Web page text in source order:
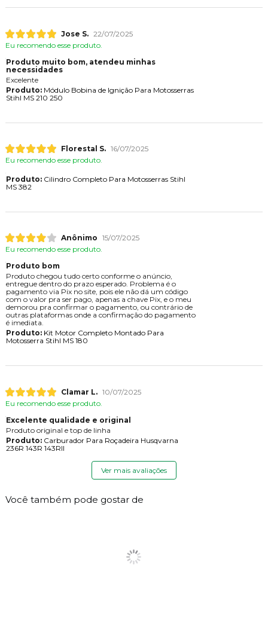
Jose S. 22/07/2025
Eu recomendo esse produto.
Produto muito bom, atendeu minhas
necessidades
Excelente
Produto:Módulo Bobina de Ignição Para Motosserras
Stihl MS 210 250
Florestal S. 16/07/2025
Eu recomendo esse produto.
Produto:Cilindro Completo Para Motosserras Stihl
MS 382
Anônimo 15/07/2025
Eu recomendo esse produto.
Produto bom
Produto chegou tudo certo conforme o anúncio,
entregue dentro do prazo esperado. Problema é o
pagamento via Pix no site, pois ele não dá um código
com o valor pra ser pago, apenas a chave Pix, e o meu
demorou pra confirmar o pagamento, ou contrário de
outras plataformas onde a confirmação do pagamento
é imediata.
Produto:Kit Motor Completo Montado Para
Motosserra Stihl MS 180
Clamar L. 10/07/2025
Eu recomendo esse produto.
Excelente qualidade e original
Produto original e top de linha
Produto:Carburador Para Roçadeira Husqvarna
236R 143R 143RII
Ver mais avaliações
Você também pode gostar de